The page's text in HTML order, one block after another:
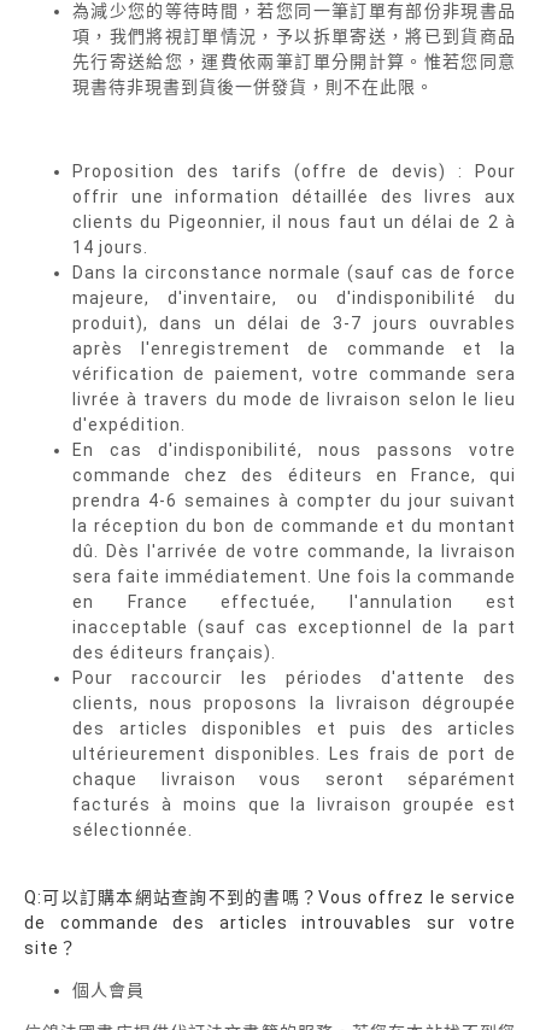
為減少您的等待時間，若您同一筆訂單有部份非現書品
項，我們將視訂單情況，予以拆單寄送，將已到貨商品
先行寄送給您，運費依兩筆訂單分開計算。惟若您同意
現書待非現書到貨後一併發貨，則不在此限。
Proposition des tarifs (offre de devis) : Pour
offrir une information détaillée des livres aux
clients du Pigeonnier, il nous faut un délai de 2 à
14 jours.
Dans la circonstance normale (sauf cas de force
majeure, d'inventaire, ou d'indisponibilité du
produit), dans un délai de 3-7 jours ouvrables
après l'enregistrement de commande et la
vérification de paiement, votre commande sera
livrée à travers du mode de livraison selon le lieu
d'expédition.
En cas d'indisponibilité, nous passons votre
commande chez des éditeurs en France, qui
prendra 4-6 semaines à compter du jour suivant
la réception du bon de commande et du montant
dû. Dès l'arrivée de votre commande, la livraison
sera faite immédiatement. Une fois la commande
en France effectuée, l'annulation est
inacceptable (sauf cas exceptionnel de la part
des éditeurs français).
Pour raccourcir les périodes d'attente des
clients, nous proposons la livraison dégroupée
des articles disponibles et puis des articles
ultérieurement disponibles. Les frais de port de
chaque livraison vous seront séparément
facturés à moins que la livraison groupée est
sélectionnée.
Q:可以訂購本網站查詢不到的書嗎？Vous offrez le service
de commande des articles introuvables sur votre
site？
個人會員